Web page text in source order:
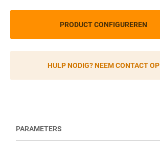
PRODUCT CONFIGUREREN
HULP NODIG? NEEM CONTACT OP
PARAMETERS